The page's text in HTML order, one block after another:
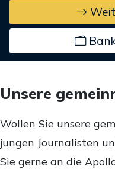
Unsere
Wollen Sie unsere
jungen Journalisten
Sie gerne an die